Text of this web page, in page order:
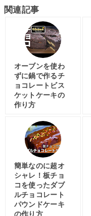
関連記事
オーブンを使わ
ずに鍋で作るチ
ョコレートビス
ケットケーキの
作り方
簡単なのに超オ
シャレ！板チョ
コを使ったダブ
ルチョコレート
パウンドケーキ
の作り方